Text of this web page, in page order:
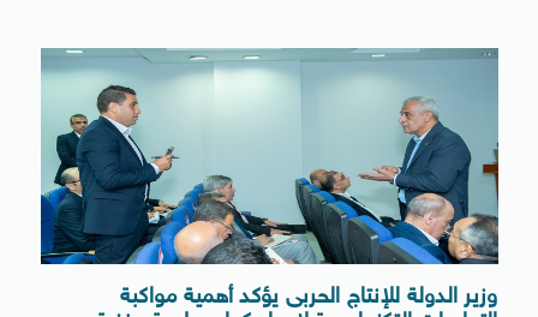
وزير الدولة للإنتاج الحربى يؤكد أهمية مواكبة